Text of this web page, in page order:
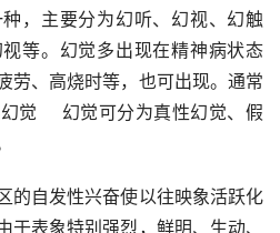
，主要分为幻听、幻视、幻触
等。幻觉多出现在精神病状态
劳、高烧时等，也可出现。通常
觉　 幻觉可分为真性幻觉、假
的自发性兴奋使以往映象活跃化
表象特别强烈，鲜明、生动、